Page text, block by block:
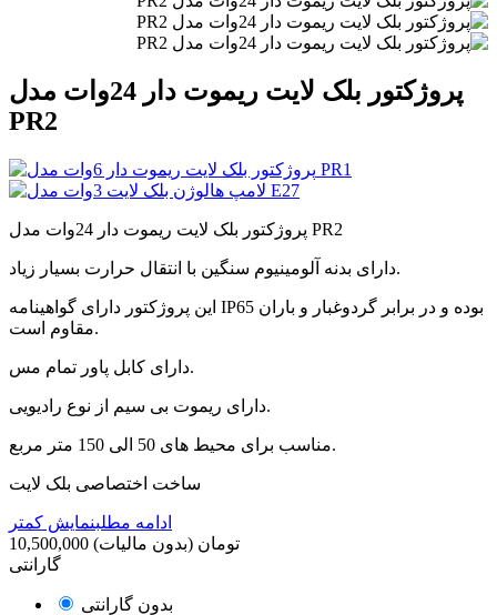
پروژکتور بلک لایت ریموت دار 24وات مدل
PR2
پروژکتور بلک لایت ریموت دار 24وات مدل PR2
دارای بدنه آلومینیوم سنگین با انتقال حرارت بسیار زیاد.
این پروژکتور دارای گواهینامه IP65 بوده و در برابر گردوغبار و باران
مقاوم است.
دارای کابل پاور تمام مس.
دارای ریموت بی سیم از نوع رادیویی.
مناسب برای محیط های 50 الی 150 متر مربع.
ساخت اختصاصی بلک لایت
ادامه مطلبنمایش کمتر
10,500,000 تومان (بدون مالیات)
گارانتی
بدون گارانتی